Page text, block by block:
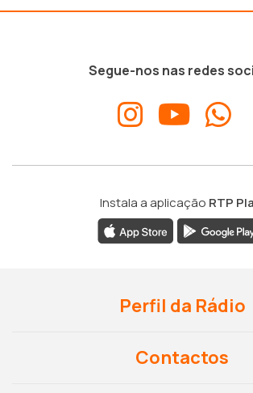
Segue-nos nas redes
Instala a aplicação RTP
Perfil da Rádio
Contactos